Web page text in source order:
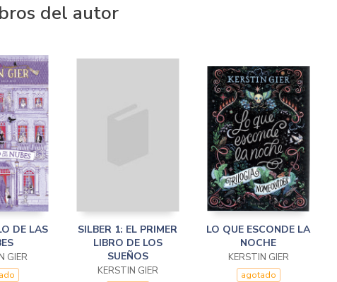
del autor
DE LAS
GIER
SILBER 1: EL PRIMER
LIBRO DE LOS
SUEÑOS
KERSTIN GIER
LO QUE ESCONDE LA
NOCHE
KERSTIN GIER
agotado